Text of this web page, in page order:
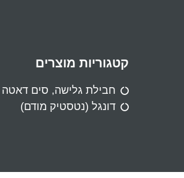
קטגוריות מוצרים
חבילת גלישה, סים דאטה
דונגל (נטסטיק מודם)